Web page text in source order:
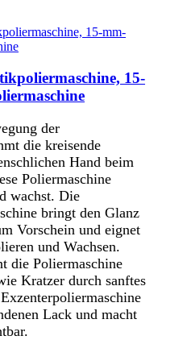
15-
der
die kreisende
Hand beim
Poliermaschine
wachst. Die
bringt den Glanz
Vorschein und eignet
und Wachsen.
die Poliermaschine
Kratzer durch sanftes
Lack und macht